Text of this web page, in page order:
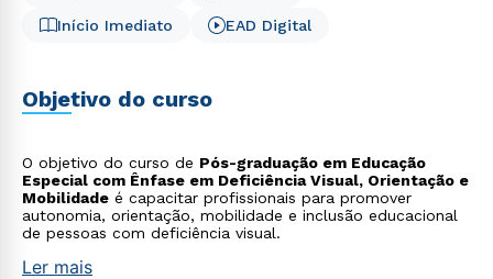
Início Imediato
EAD Digital
Objetivo do curso
O objetivo do curso de Pós-graduação em Educação
Especial com Ênfase em Deficiência Visual, Orientação e
Mobilidade é capacitar profissionais para promover
autonomia, orientação, mobilidade e inclusão educacional
de pessoas com deficiência visual.
Ler mais